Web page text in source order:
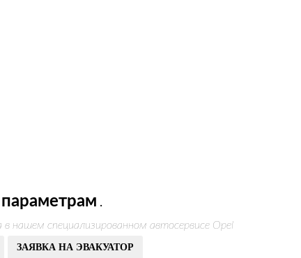
.
нашем специализированном автосервисе Opel
ЗАЯВКА НА ЭВАКУАТОР